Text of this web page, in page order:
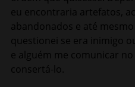
eu encontraria artefatos,
abandonados e até
questionei se era inimigo
e alguém me comunicar
consertá-lo.